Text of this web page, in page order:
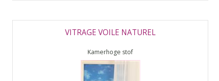
VITRAGE VOILE NATUREL
Kamerhoge stof